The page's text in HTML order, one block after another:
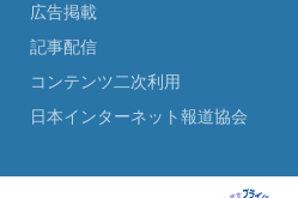
広告掲載
記事配信
コンテンツ二次利用
日本インターネット報道協会